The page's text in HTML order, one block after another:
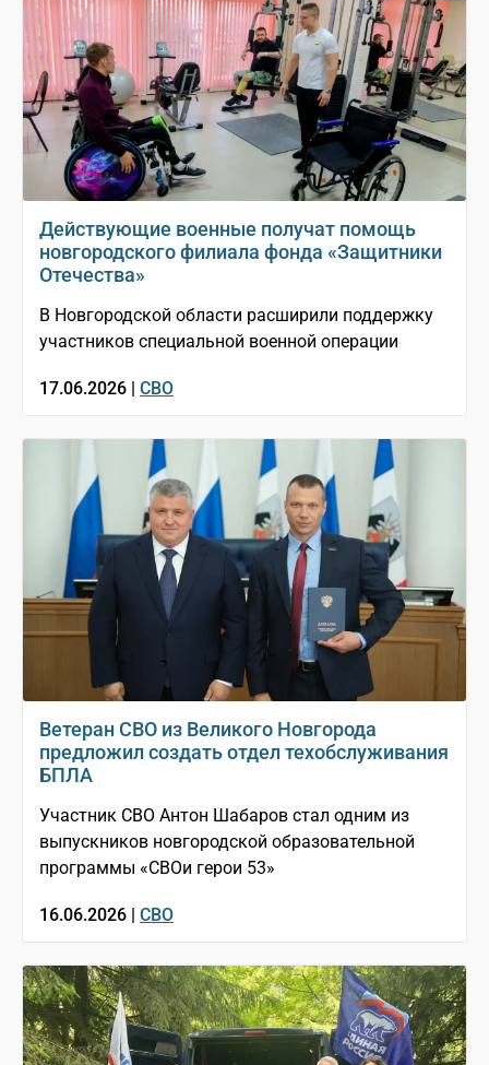
Действующие военные получат помощь
новгородского филиала фонда «Защитники
Отечества»
В Новгородской области расширили поддержку
участников специальной военной операции
17.06.2026 | СВО
Ветеран СВО из Великого Новгорода
предложил создать отдел техобслуживания
БПЛА
Участник СВО Антон Шабаров стал одним из
выпускников новгородской образовательной
программы «СВОи герои 53»
16.06.2026 | СВО